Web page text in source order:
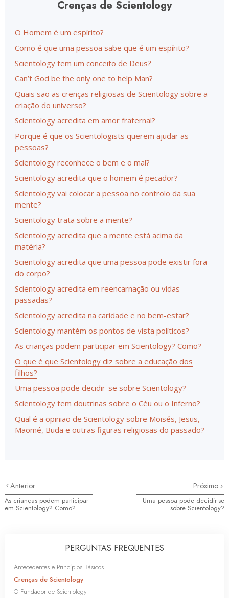
Crenças de Scientology
O Homem é um espírito?
Como é que uma pessoa sabe que é um espírito?
Scientology tem um conceito de Deus?
Can’t God be the only one to help Man?
Quais são as crenças religiosas de Scientology sobre a
criação do universo?
Scientology acredita em amor fraternal?
Porque é que os Scientologists querem ajudar as
pessoas?
Scientology reconhece o bem e o mal?
Scientology acredita que o homem é pecador?
Scientology vai colocar a pessoa no controlo da sua
mente?
Scientology trata sobre a mente?
Scientology acredita que a mente está acima da
matéria?
Scientology acredita que uma pessoa pode existir fora
do corpo?
Scientology acredita em reencarnação ou vidas
passadas?
Scientology acredita na caridade e no bem-estar?
Scientology mantém os pontos de vista políticos?
As crianças podem participar em Scientology? Como?
O que é que Scientology diz sobre a educação dos
filhos?
Uma pessoa pode decidir-se sobre Scientology?
Scientology tem doutrinas sobre o Céu ou o Inferno?
Qual é a opinião de Scientology sobre Moisés, Jesus,
Maomé, Buda e outras figuras religiosas do passado?
Anterior
As crianças podem participar
em Scientology? Como?
Próximo
Uma pessoa pode decidir-se
sobre Scientology?
PERGUNTAS FREQUENTES
Antecedentes e Princípios Básicos
Crenças de Scientology
O Fundador de Scientology